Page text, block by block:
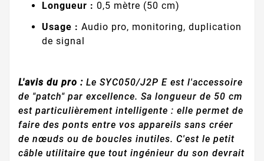
Longueur : 0,5 mètre (50 cm)
Usage : Audio pro, monitoring, duplication
de signal
L'avis du pro : Le SYC050/J2P E est l'accessoire
de "patch" par excellence. Sa longueur de 50 cm
est particulièrement intelligente : elle permet de
faire des ponts entre vos appareils sans créer
de nœuds ou de boucles inutiles. C'est le petit
câble utilitaire que tout ingénieur du son devrait